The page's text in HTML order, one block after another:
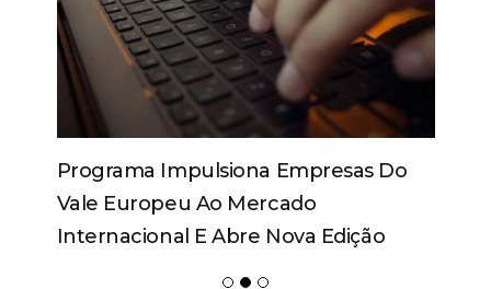
Programa Impulsiona Empresas Do
Vale Europeu Ao Mercado
Internacional E Abre Nova Edição